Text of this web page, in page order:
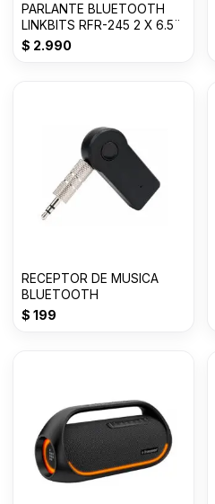
PARLANTE BLUETOOTH
LINKBITS RFR-245 2 X 6.5¨
$ 2.990
RECEPTOR DE MUSICA
BLUETOOTH
$ 199